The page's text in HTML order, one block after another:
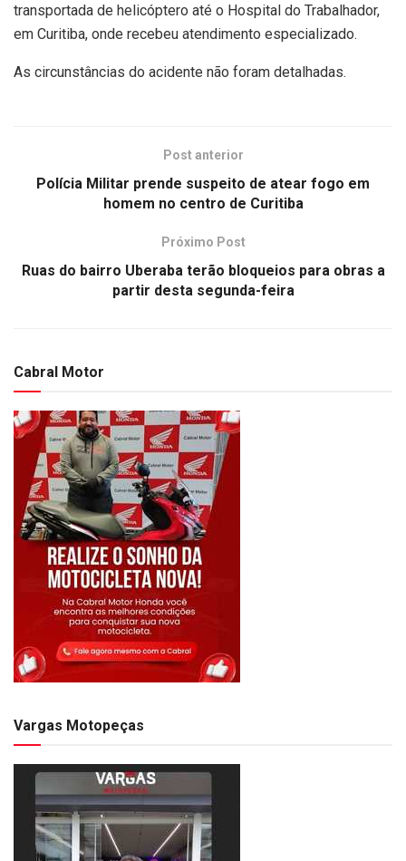
transportada de helicóptero até o Hospital do Trabalhador,
em Curitiba, onde recebeu atendimento especializado.
As circunstâncias do acidente não foram detalhadas.
Post anterior
Polícia Militar prende suspeito de atear fogo em
homem no centro de Curitiba
Próximo Post
Ruas do bairro Uberaba terão bloqueios para obras a
partir desta segunda-feira
Cabral Motor
Vargas Motopeças